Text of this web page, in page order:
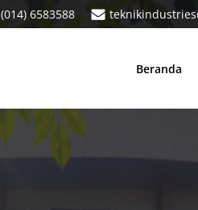
(014) 6583588
Beranda